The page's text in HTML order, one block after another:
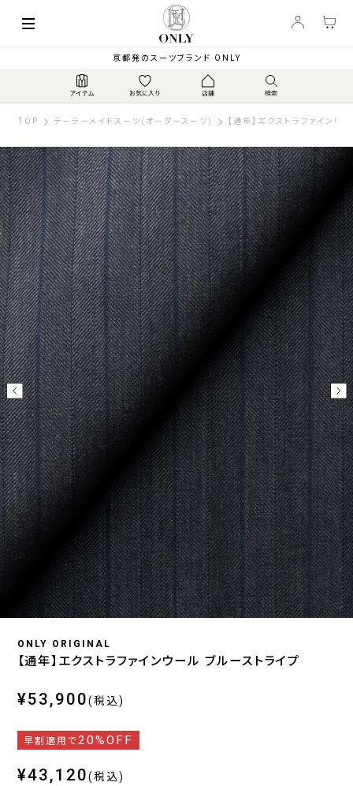
京都発のスーツブランド ONLY
TOP テーラーメイドスーツ(オーダースーツ) 【通年】エクストラファインウ
ONLY ORIGINAL
【通年】エクストラファインウール ブルーストライプ
¥53,900(税込)
早割適用で20%OFF
¥43,120(税込)